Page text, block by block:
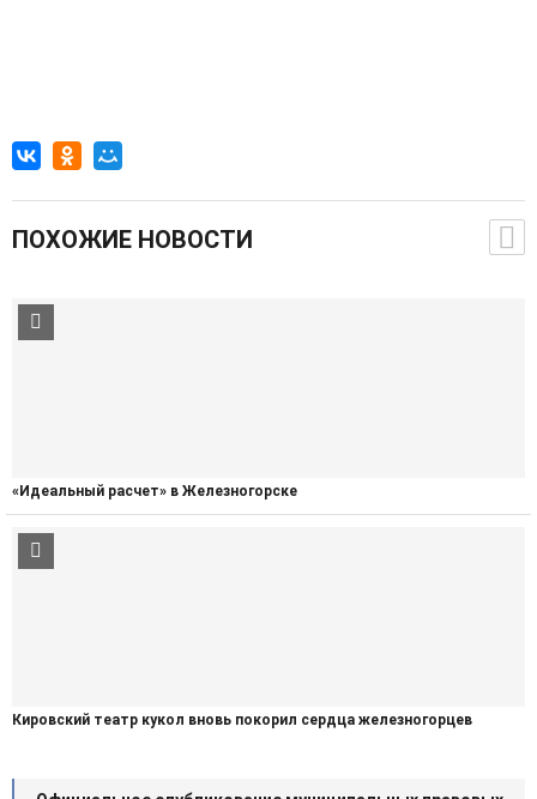
ПОХОЖИЕ НОВОСТИ
«Идеальный расчет» в Железногорске
Кировский театр кукол вновь покорил сердца железногорцев